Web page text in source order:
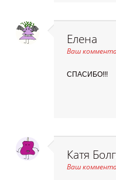
Елена
Ваш
СПАСИБО!!!
Катя
Ваш